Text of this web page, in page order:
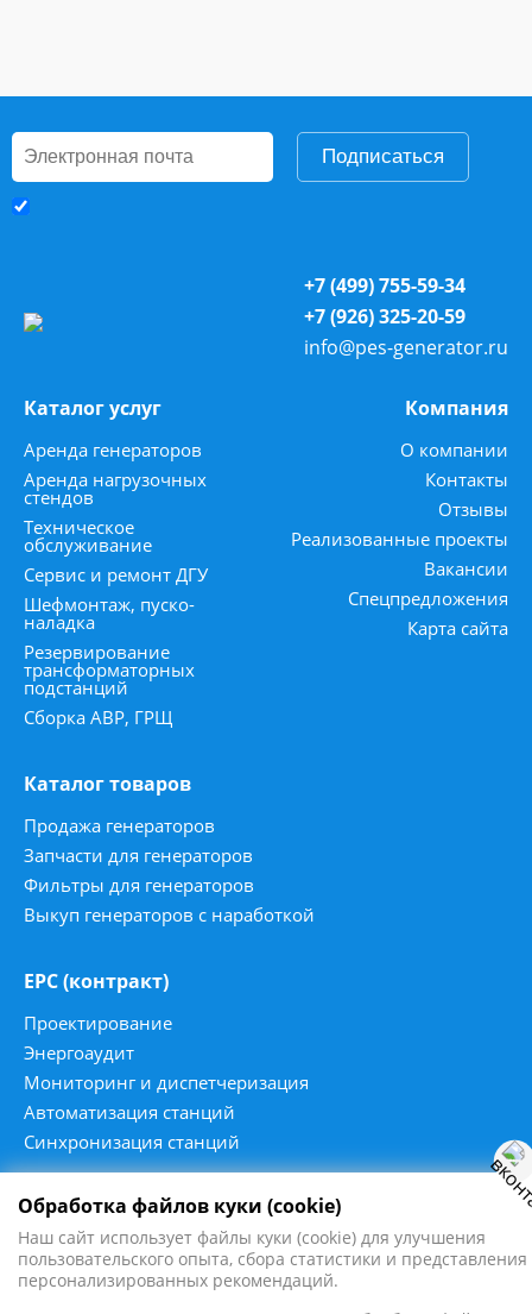
Подписаться
+7 (499) 755-59-34
+7 (926) 325-20-59
info@pes-generator.ru
Каталог услуг
Аренда генераторов
Аренда нагрузочных
стендов
Техническое
обслуживание
Сервис и ремонт ДГУ
Шефмонтаж, пуско-
наладка
Резервирование
трансформаторных
подстанций
Сборка АВР, ГРЩ
Компания
О компании
Контакты
Отзывы
Реализованные проекты
Вакансии
Спецпредложения
Карта сайта
Каталог товаров
Продажа генераторов
Запчасти для генераторов
Фильтры для генераторов
Выкуп генераторов с наработкой
ЕРС (контракт)
Проектирование
Энергоаудит
Мониторинг и диспетчеризация
Автоматизация станций
Синхронизация станций
2016 - 2026
ПромЭнергоСервис ©
Обработка файлов куки (cookie)
Наш сайт использует файлы куки (cookie) для улучшения
пользовательского опыта, сбора статистики и представления
персонализированных рекомендаций.